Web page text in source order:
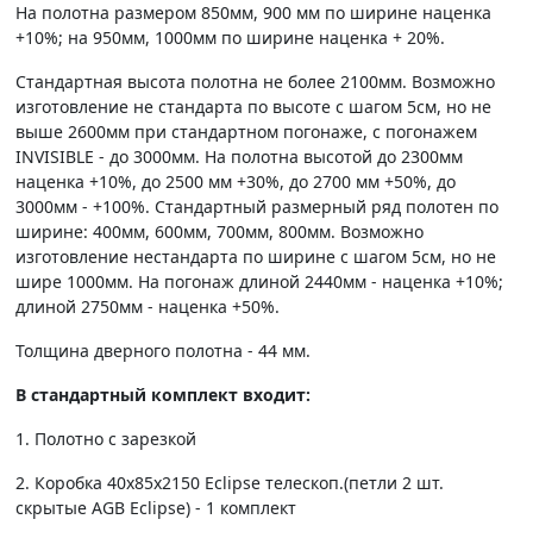
На полотна размером 850мм, 900 мм по ширине наценка
+10%; на 950мм, 1000мм по ширине наценка + 20%.
Стандартная высота полотна не более 2100мм. Возможно
изготовление не стандарта по высоте с шагом 5см, но не
выше 2600мм при стандартном погонаже, с погонажем
INVISIBLE - до 3000мм. На полотна высотой до 2300мм
наценка +10%, до 2500 мм +30%, до 2700 мм +50%, до
3000мм - +100%. Стандартный размерный ряд полотен по
ширине: 400мм, 600мм, 700мм, 800мм. Возможно
изготовление нестандарта по ширине с шагом 5см, но не
шире 1000мм. На погонаж длиной 2440мм - наценка +10%;
длиной 2750мм - наценка +50%.
Толщина дверного полотна - 44 мм.
В стандартный комплект входит:
1. Полотно c зарезкой
2. Коробка 40х85х2150 Eclipse телескоп.(петли 2 шт.
скрытые AGB Eclipse) - 1 комплект